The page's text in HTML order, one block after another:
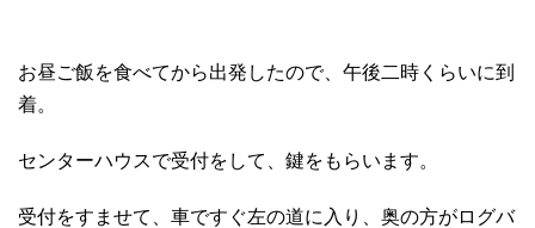
お昼ご飯を食べてから出発したので、午後二時くらいに到
着。
センターハウスで受付をして、鍵をもらいます。
受付をすませて、車ですぐ左の道に入り、奥の方がログバ